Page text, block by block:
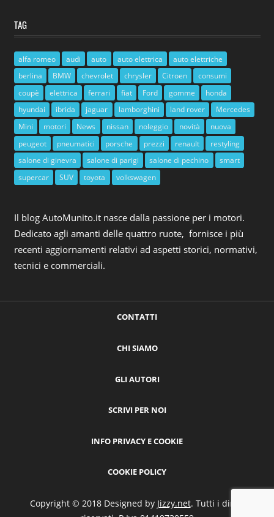
TAG
alfa romeo audi auto auto elettrica
auto elettriche
berlina
BMW chevrolet chrysler Citroen
consumi
coupè
elettrica ferrari fiat Ford gomme
honda
hyundai
ibrida jaguar lamborghini land rover
Mercedes
Mini
motori News nissan noleggio novità
nuova
peugeot
pneumatici porsche prezzi renault
restyling
salone di ginevra
salone di parigi salone di pechino
smart
supercar
SUV toyota volkswagen
Il blog AutoMunito.it nasce dalla passione per i motori.
Dedicato agli amanti delle quattro ruote, fornisce i più
recenti aggiornamenti relativi ad aspetti storici, normativi,
tecnici e commerciali.
CONTATTI
CHI SIAMO
GLI AUTORI
SCRIVI PER NOI
INFO PRIVACY E COOKIE
COOKIE POLICY
Copyright © 2018 Designed by Jizzy.net. Tutti i diritti